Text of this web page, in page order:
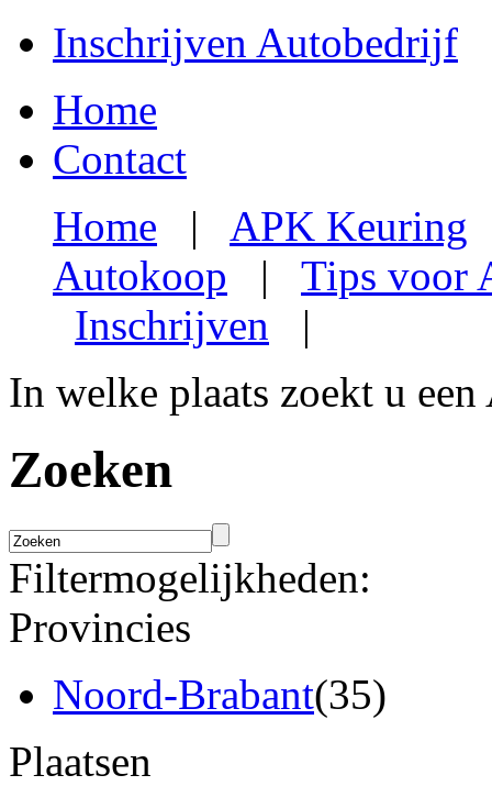
Inschrijven Autobedrijf
Home
Contact
Home | APK Keuring
Autokoop | Tips voor
Inschrijven |
In welke plaats zoekt u
Zoeken
Filtermogelijkheden:
Provincies
Noord-Brabant(35)
Plaatsen